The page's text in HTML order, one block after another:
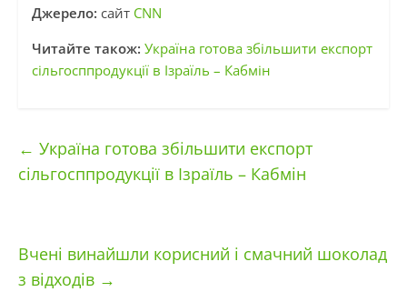
Джерело: сайт CNN
Читайте також: Україна готова збільшити експорт
сільгосппродукції в Ізраїль – Кабмін
← Україна готова збільшити експорт
сільгосппродукції в Ізраїль – Кабмін
Вчені винайшли корисний і смачний шоколад
з відходів →